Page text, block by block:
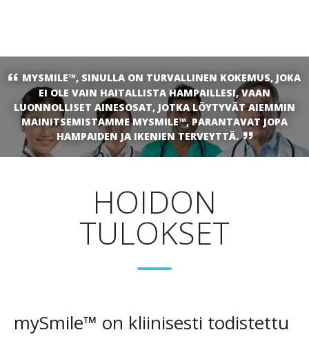
MYSMILE™, SINULLA ON TURVALLINEN KOKEMUS, JOKA
EI OLE VAIN HAITALLISTA HAMPAILLESI, VAAN
LUONNOLLISET AINESOSAT, JOTKA LÖYTYVÄT AIEMMIN
MAINITSEMISTAMME MYSMILE™, PARANTAVAT JOPA
HAMPAIDEN JA IKENIEN TERVEYTTÄ.
HOIDON
TULOKSET
mySmile™ on kliinisesti todistettu